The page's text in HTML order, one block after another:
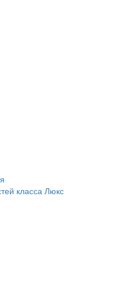
класса Люкс